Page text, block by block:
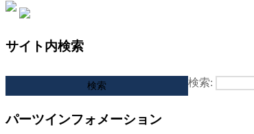
サイト内検索
検索:
パーツインフォメーション